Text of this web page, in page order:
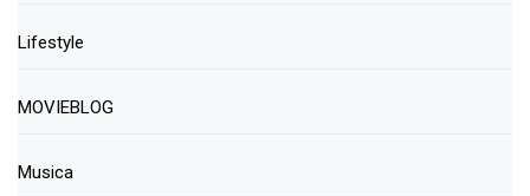
Lifestyle
MOVIEBLOG
Musica